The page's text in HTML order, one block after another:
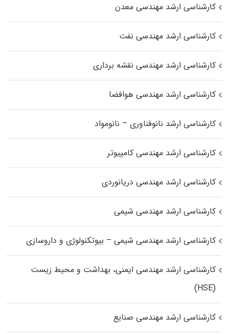
کارشناسی ارشد مهندسی معدن
کارشناسی ارشد مهندسی نفت
کارشناسی ارشد مهندسی نقشه برداری
کارشناسی ارشد مهندسی هوافضا
کارشناسی ارشد نانوفناوری – نانومواد
کارشناسی ارشد مهندسی کامپیوتر
کارشناسی ارشد مهندسی دریانوردی
کارشناسی ارشد مهندسی شیمی
کارشناسی ارشد مهندسی شیمی – بیوتکنولوژی و داروسازی
کارشناسی ارشد مهندسی ایمنی، بهداشت و محیط زیست
(HSE)
کارشناسی ارشد مهندسی صنایع